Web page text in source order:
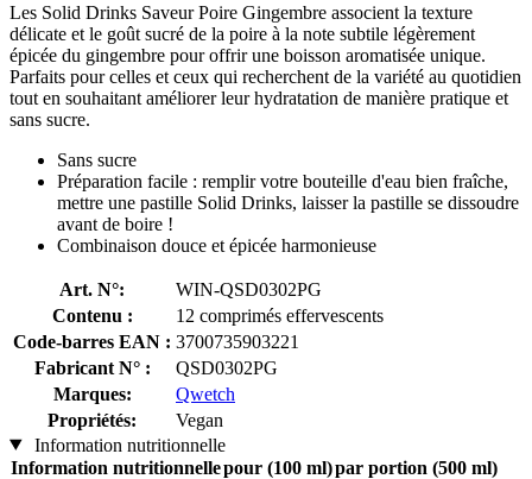
Les Solid Drinks Saveur Poire Gingembre associent la texture
délicate et le goût sucré de la poire à la note subtile légèrement
épicée du gingembre pour offrir une boisson aromatisée unique.
Parfaits pour celles et ceux qui recherchent de la variété au quotidien
tout en souhaitant améliorer leur hydratation de manière pratique et
sans sucre.
Sans sucre
Préparation facile : remplir votre bouteille d'eau bien fraîche,
mettre une pastille Solid Drinks, laisser la pastille se dissoudre
avant de boire !
Combinaison douce et épicée harmonieuse
Art. N°:
WIN-QSD0302PG
Contenu :
12 comprimés effervescents
Code-barres EAN : 3700735903221
Fabricant N° :
QSD0302PG
Marques:
Qwetch
Propriétés:
Vegan
Information nutritionnelle
Information nutritionnellepour (100 ml)par portion (500 ml)